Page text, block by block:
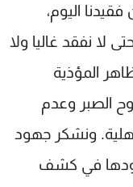
اليوم،
لا نفقد غاليا ولا
المؤذية
الصبر وعدم
ونشكر جهود
في كشف